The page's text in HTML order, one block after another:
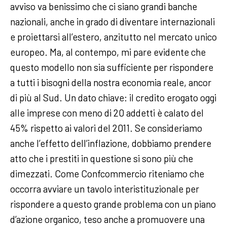
avviso va benissimo che ci siano grandi banche
nazionali, anche in grado di diventare internazionali
e proiettarsi all’estero, anzitutto nel mercato unico
europeo. Ma, al contempo, mi pare evidente che
questo modello non sia sufficiente per rispondere
a tutti i bisogni della nostra economia reale, ancor
di più al Sud. Un dato chiave: il credito erogato oggi
alle imprese con meno di 20 addetti è calato del
45% rispetto ai valori del 2011. Se consideriamo
anche l’effetto dell’inflazione, dobbiamo prendere
atto che i prestiti in questione si sono più che
dimezzati. Come Confcommercio riteniamo che
occorra avviare un tavolo interistituzionale per
rispondere a questo grande problema con un piano
d’azione organico, teso anche a promuovere una